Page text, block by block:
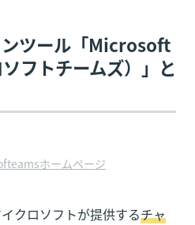
ツール「Microsoft
フトチームズ）」と
ホームページ
クロソフトが提供するチャ